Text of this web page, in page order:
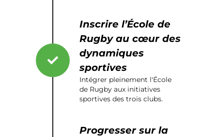
Inscrire l’École de
Rugby au cœur des
dynamiques
sportives
Intégrer pleinement l'École
de Rugby aux initiatives
sportives des trois clubs.
Progresser sur la